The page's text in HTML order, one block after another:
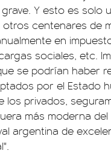
Y esto es solo
centenares de
en
sociales, etc.
se podrían haber
por el Estado
los privados,
más moderna
argentina de